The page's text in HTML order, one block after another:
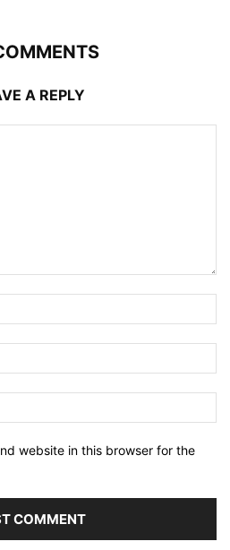
A REPLY
website in this browser for the